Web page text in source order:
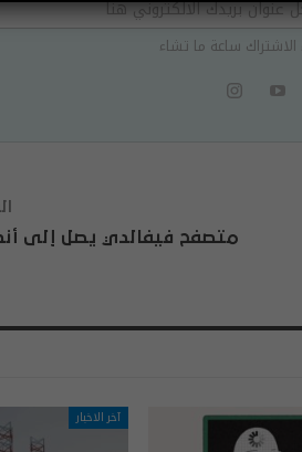
الاشتراك ساعة ما تشاء
متصفح فيفالدي يصل إلى
آخر الاخبار